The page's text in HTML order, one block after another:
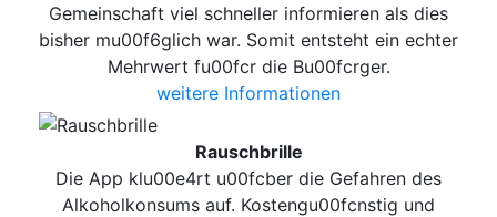
Gemeinschaft viel schneller informieren als dies
bisher mu00f6glich war. Somit entsteht ein echter
Mehrwert fu00fcr die Bu00fcrger.
weitere Informationen
Rauschbrille
Die App klu00e4rt u00fcber die Gefahren des
Alkoholkonsums auf. Kostengu00fcnstig und